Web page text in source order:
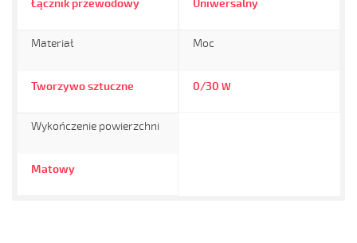
Łącznik przewodowy Uniwersalny
Materiał
Tworzywo sztuczne
Moc
0/30 W
Wykończenie powierzchni
Matowy